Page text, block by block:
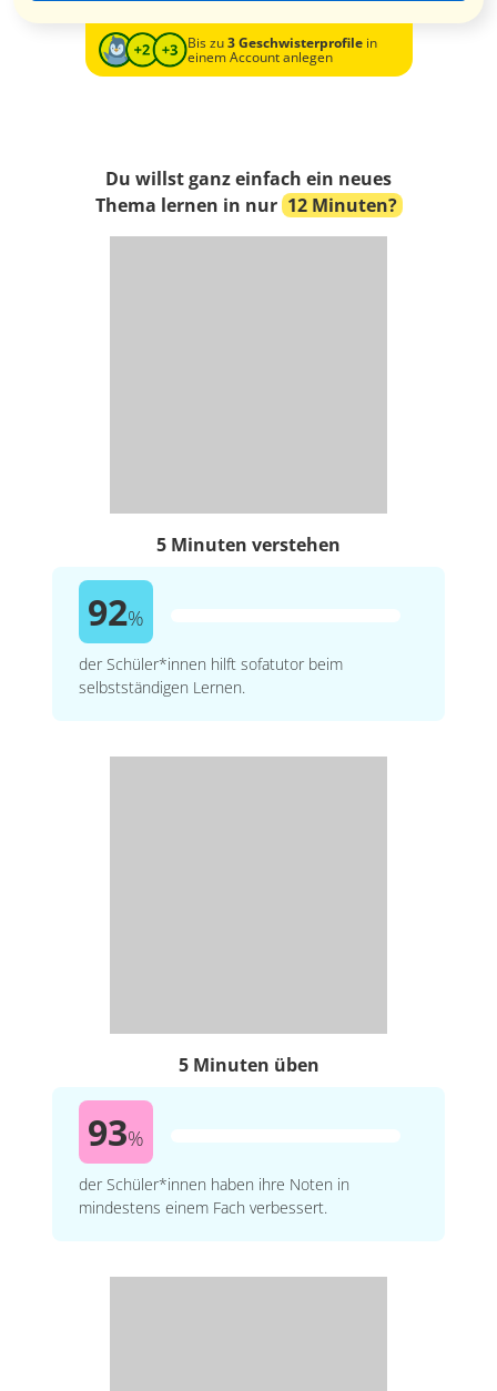
Bis zu3 Geschwisterprofilein
einem Account anlegen
Du willst ganz einfach ein neues
Thema lernen in nur 12 Minuten?
5 Minuten verstehen
92%
der Schüler*innen hilft sofatutor beim
selbstständigen Lernen.
5 Minuten üben
93%
der Schüler*innen haben ihre Noten in
mindestens einem Fach verbessert.